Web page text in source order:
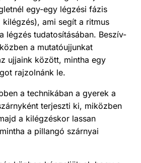
egy-egy légzési fázis
ami segít a ritmus
légzés tudatosításában. Beszív-
a mutatóujjunkat
ujjaink között, mintha egy
rajzolnánk le.
a technikában a gyerek a
terjeszti ki, miközben
a kilégzéskor lassan
a pillangó szárnyai